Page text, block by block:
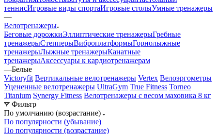
теннисИгровые виды спортаИгровые столыУмные тренажеры
—
Велотренажеры
Беговые дорожкиЭллиптические тренажерыГребные
тренажерыСтепперыВиброплатформыГорнолыжные
тренажерыЛыжные тренажерыКанатные
тренажерыАксессуары к кардиотренажерам
—Белые
Victoryfit Вертикальные велотренажеры Vertex Велоэргометры
Уцененные велотренажеры UltraGym True Fitness Torneo
Titanium Synergy Fitness Велотренажеры с весом маховика 8 кг
Фильтр
По умолчанию (возрастание)
По популярности (убывание)
По популярности (возрастание)